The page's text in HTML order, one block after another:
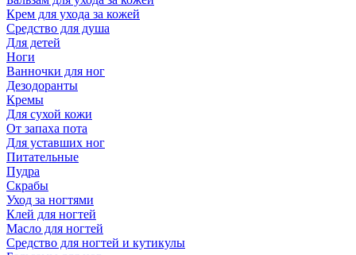
Крем для ухода за кожей
Средство для душа
Для детей
Ноги
Ванночки для ног
Дезодоранты
Кремы
Для сухой кожи
От запаха пота
Для уставших ног
Питательные
Пудра
Скрабы
Уход за ногтями
Клей для ногтей
Масло для ногтей
Средство для ногтей и кутикулы